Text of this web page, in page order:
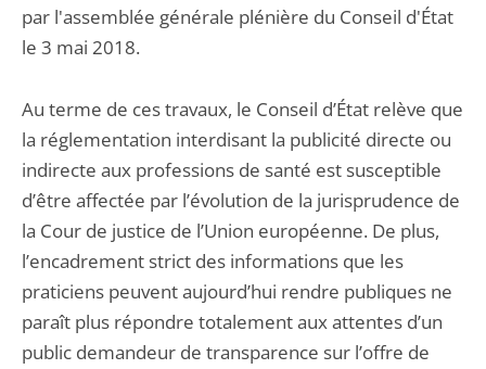
par l'assemblée générale plénière du Conseil d'État
le 3 mai 2018.
Au terme de ces travaux, le Conseil d’État relève que
la réglementation interdisant la publicité directe ou
indirecte aux professions de santé est susceptible
d’être affectée par l’évolution de la jurisprudence de
la Cour de justice de l’Union européenne. De plus,
l’encadrement strict des informations que les
praticiens peuvent aujourd’hui rendre publiques ne
paraît plus répondre totalement aux attentes d’un
public demandeur de transparence sur l’offre de